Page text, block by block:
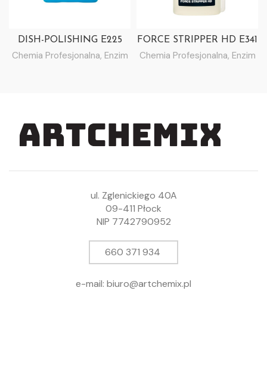
DISH-POLISHING E225
Chemia Profesjonalna, Enzim
FORCE STRIPPER HD E341
Chemia Profesjonalna, Enzim
ul. Zglenickiego 40A
09-411 Płock
NIP 7742790952
660 371 934
e-mail: biuro@artchemix.pl